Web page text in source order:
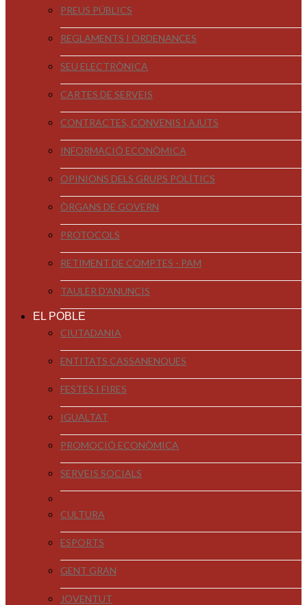
PREUS PÚBLICS
REGLAMENTS I ORDENANCES
SEU ELECTRÒNICA
CARTES DE SERVEIS
CONTRACTES, CONVENIS I AJUTS
INFORMACIÓ ECONÒMICA
OPINIONS DELS GRUPS POLÍTICS
ÒRGANS DE GOVERN
PROTOCOLS
RETIMENT DE COMPTES - PAM
TAULER D'ANUNCIS
EL POBLE
CIUTADANIA
ENTITATS CASSANENQUES
FESTES I FIRES
IGUALTAT
PROMOCIÓ ECONÒMICA
SERVEIS SOCIALS
CULTURA
ESPORTS
GENT GRAN
JOVENTUT